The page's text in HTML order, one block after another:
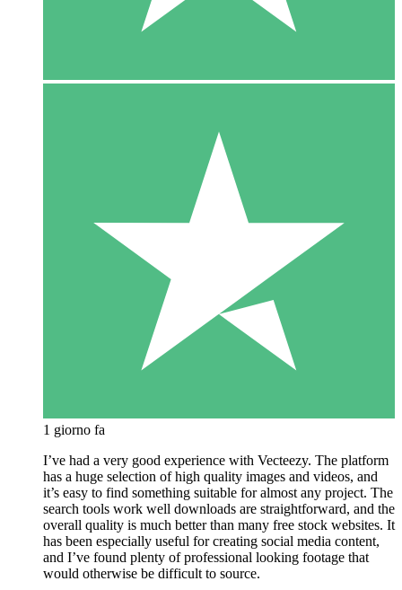
1 giorno fa
I’ve had a very good experience with Vecteezy. The platform
has a huge selection of high quality images and videos, and
it’s easy to find something suitable for almost any project. The
search tools work well downloads are straightforward, and the
overall quality is much better than many free stock websites. It
has been especially useful for creating social media content,
and I’ve found plenty of professional looking footage that
would otherwise be difficult to source.